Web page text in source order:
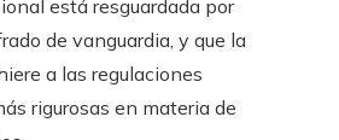
está resguardada por
de vanguardia, y que la
a las regulaciones
rigurosas en materia de